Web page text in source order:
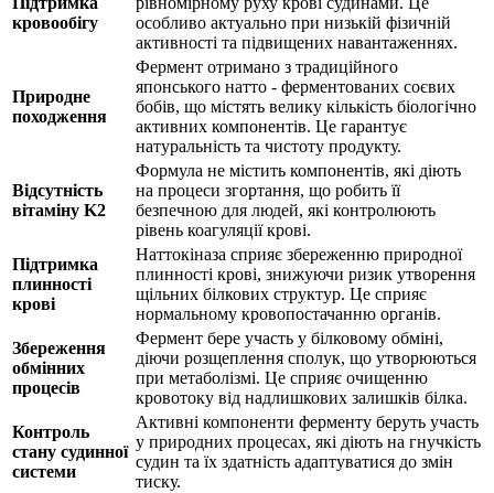
кровообігу
особливо актуально при низькій фізичній
активності та підвищених навантаженнях.
Природне
походження
Фермент отримано з традиційного
японського натто - ферментованих соєвих
бобів, що містять велику кількість біологічно
активних компонентів. Це гарантує
натуральність та чистоту продукту.
Відсутність
вітаміну K2
Формула не містить компонентів, які діють
на процеси згортання, що робить її
безпечною для людей, які контролюють
рівень коагуляції крові.
Підтримка
плинності
крові
Наттокіназа сприяє збереженню природної
плинності крові, знижуючи ризик утворення
щільних білкових структур. Це сприяє
нормальному кровопостачанню органів.
Збереження
обмінних
процесів
Фермент бере участь у білковому обміні,
діючи розщеплення сполук, що утворюються
при метаболізмі. Це сприяє очищенню
кровотоку від надлишкових залишків білка.
Контроль
стану судинної
системи
Активні компоненти ферменту беруть участь
у природних процесах, які діють на гнучкість
судин та їх здатність адаптуватися до змін
тиску.